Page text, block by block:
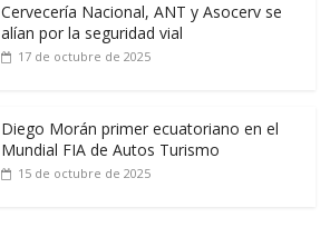
Cervecería Nacional, ANT y Asocerv se
alían por la seguridad vial
17 de octubre de 2025
Diego Morán primer ecuatoriano en el
Mundial FIA de Autos Turismo
15 de octubre de 2025